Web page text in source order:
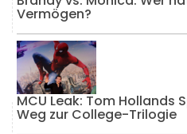
Vermögen?
MCU Leak: Tom Hollands
Weg zur College-Trilogie